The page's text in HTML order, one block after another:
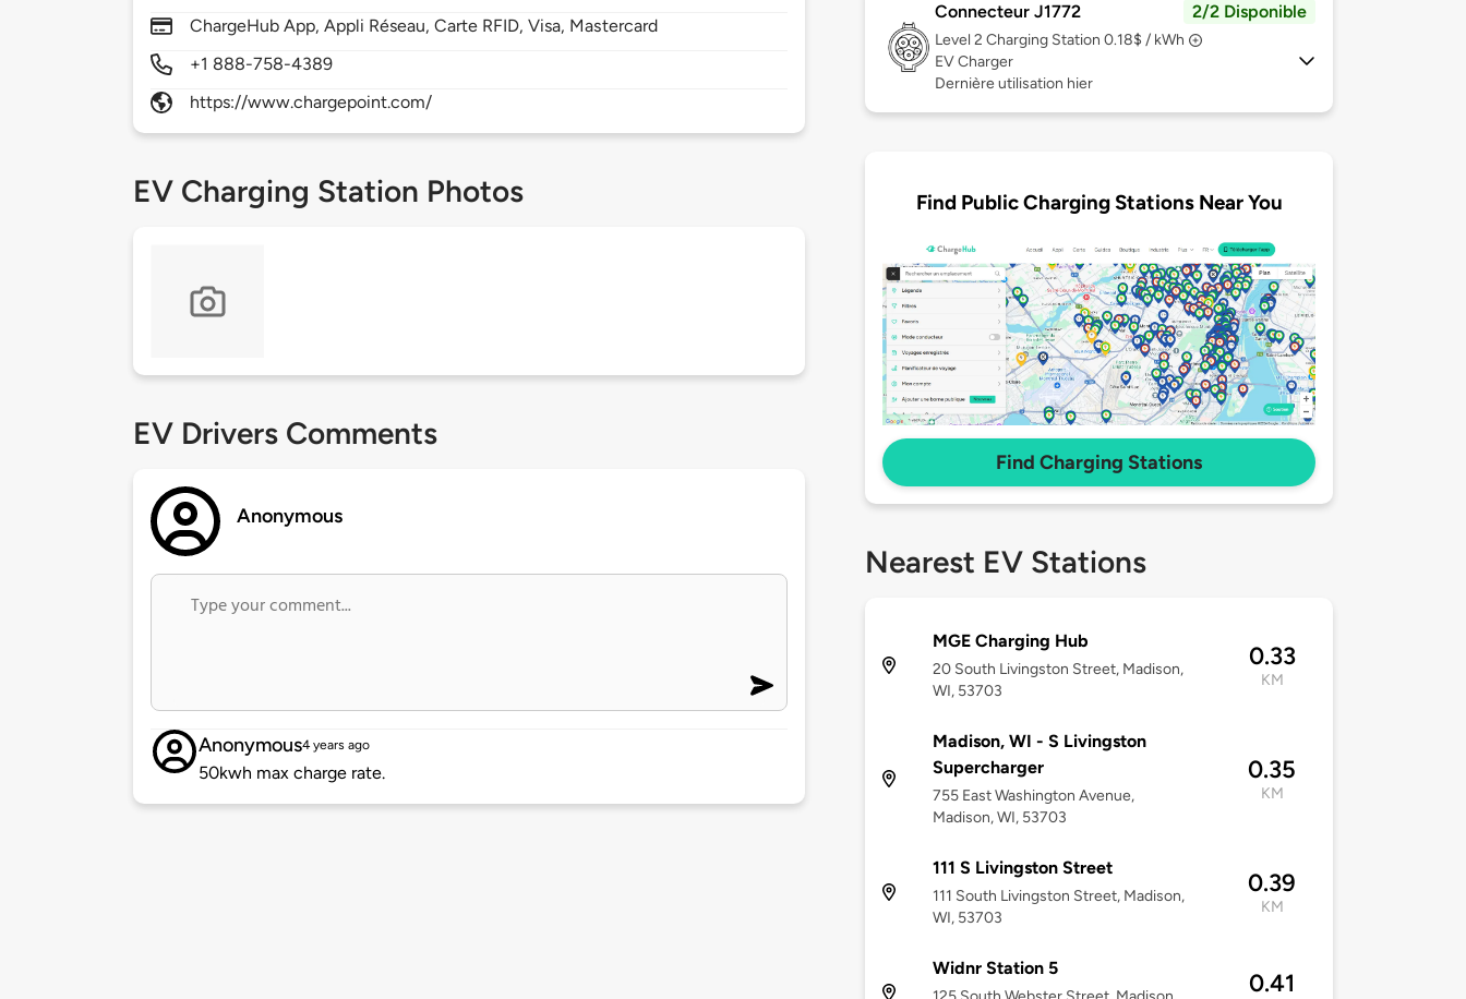
ChargeHub App, Appli Réseau, Carte RFID, Visa, Mastercard
+1 888-758-4389
https://www.chargepoint.com/
EV Charging Station Photos
EV Drivers Comments
Anonymous
Anonymous4 years ago
50kwh max charge rate.
Connecteur J1772 2/2 Disponible
Level 2 Charging Station 0.18$ / kWh
EV Charger
Dernière utilisation hier
Find Public Charging Stations Near You
Find Charging Stations
Nearest EV Stations
MGE Charging Hub
20 South Livingston Street, Madison,
WI, 53703
0.33
KM
Madison, WI - S Livingston
Supercharger
755 East Washington Avenue,
Madison, WI, 53703
0.35
KM
111 S Livingston Street
111 South Livingston Street, Madison,
WI, 53703
0.39
KM
Widnr Station 5
0.41